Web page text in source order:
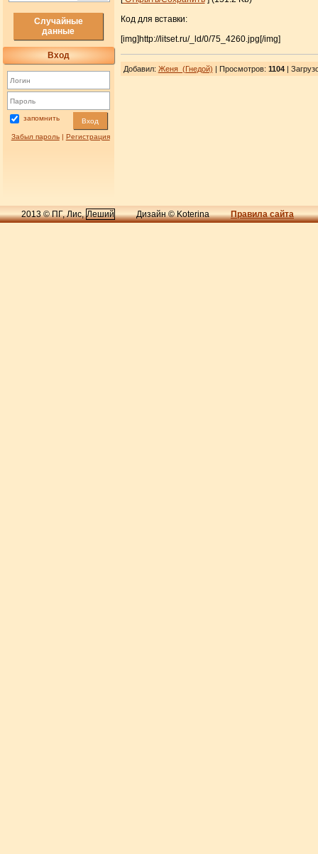
Случайные
данные
Вход
запомнить Вход
Забыл пароль| Регистрация
Код для вставки:
[img]http://litset.ru/_ld/0/75_4260.jpg[/img]
Добавил: Женя_(Гнедой) | Просмотров: 1104|
2013 © ПГ, Лис,Леший Дизайн © Koterina Правила сайта